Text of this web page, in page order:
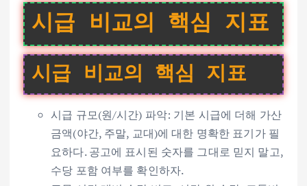
시급 비교의 핵심 지표
시급 비교의 핵심 지표
시급 규모(원/시간) 파악: 기본 시급에 더해 가산
금액(야간, 주말, 교대)에 대한 명확한 표기가 필
요하다. 공고에 표시된 숫자를 그대로 믿지 말고,
수당 포함 여부를 확인하자.